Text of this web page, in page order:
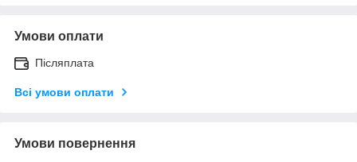
Умови оплати
Післяплата
Всі умови оплати
Умови повернення